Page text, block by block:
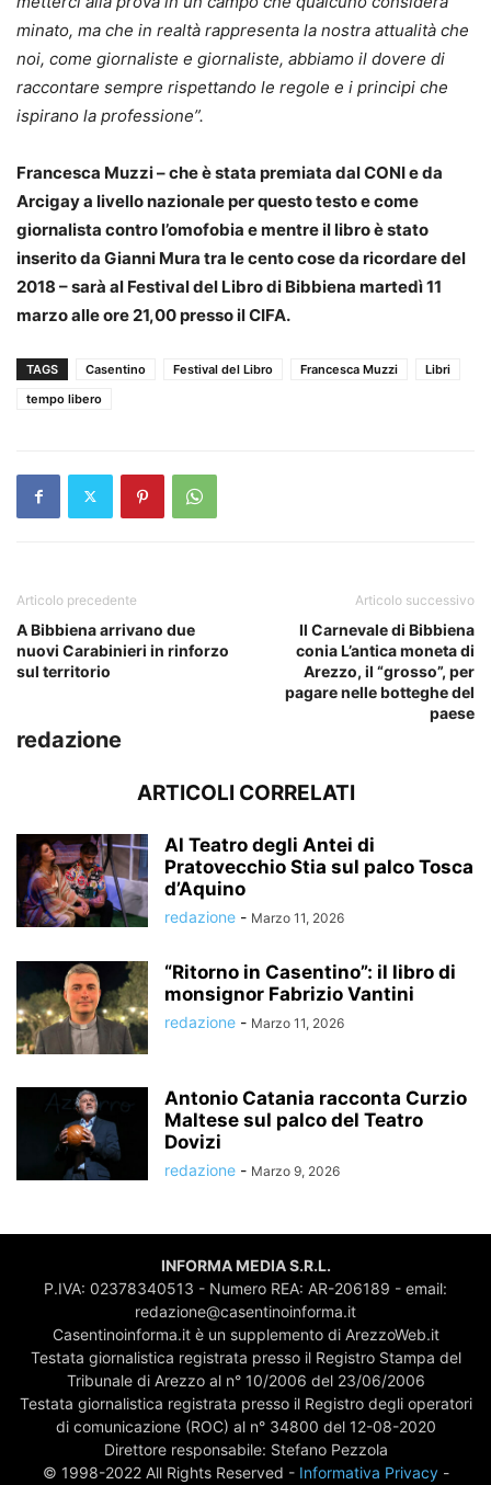
minato, ma che in realtà rappresenta la nostra attualità che
noi, come giornaliste e giornaliste, abbiamo il dovere di
raccontare sempre rispettando le regole e i principi che
ispirano la professione”.
Francesca Muzzi – che è stata premiata dal CONI e da
Arcigay a livello nazionale per questo testo e come
giornalista contro l’omofobia e mentre il libro è stato
inserito da Gianni Mura tra le cento cose da ricordare del
2018 – sarà al Festival del Libro di Bibbiena martedì 11
marzo alle ore 21,00 presso il CIFA.
TAGS Casentino Festival del Libro Francesca Muzzi
Libri
tempo libero
Articolo precedente
A Bibbiena arrivano due
nuovi Carabinieri in rinforzo
sul territorio
Articolo successivo
Il Carnevale di Bibbiena
conia L’antica moneta di
Arezzo, il “grosso”, per
pagare nelle botteghe del
paese
redazione
ARTICOLI CORRELATI
Al Teatro degli Antei di
Pratovecchio Stia sul palco Tosca
d’Aquino
redazione - Marzo 11, 2026
“Ritorno in Casentino”: il libro di
monsignor Fabrizio Vantini
redazione - Marzo 11, 2026
Antonio Catania racconta Curzio
Maltese sul palco del Teatro
Dovizi
redazione - Marzo 9, 2026
INFORMA MEDIA S.R.L.
P.IVA: 02378340513 - Numero REA: AR-206189 - email:
redazione@casentinoinforma.it
Casentinoinforma.it è un supplemento di ArezzoWeb.it
Testata giornalistica registrata presso il Registro Stampa del
Tribunale di Arezzo al n° 10/2006 del 23/06/2006
Testata giornalistica registrata presso il Registro degli operatori
di comunicazione (ROC) al n° 34800 del 12-08-2020
Direttore responsabile: Stefano Pezzola
© 1998-2022 All Rights Reserved - Informativa Privacy-